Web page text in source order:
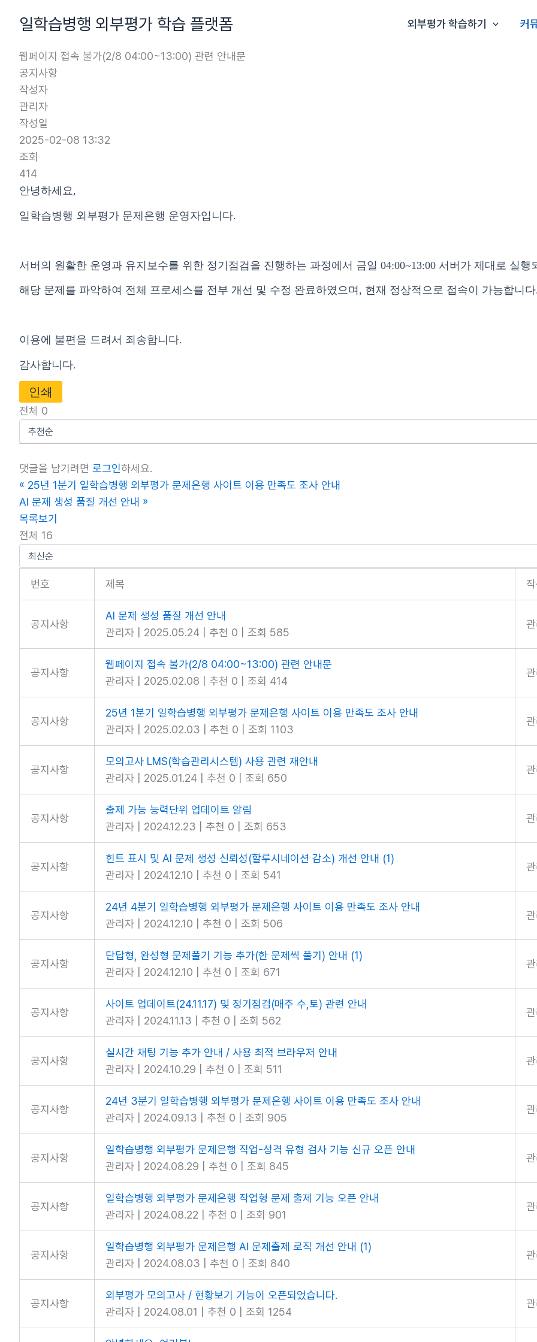
일학습병행 외부평가 학습 플랫폼 외부평가 학습하기 커
웹페이지 접속 불가(2/8 04:00~13:00) 관련 안내문
공지사항
작성자
관리자
작성일
2025-02-08 13:32
조회
414
안녕하세요,
일학습병행 외부평가 문제은행 운영자입니다.
서버의 원활한 운영과 유지보수를 위한 정기점검을 진행하는 과정에서 금일 04:00~13:00 서버가 제대로 실
해당 문제를 파악하여 전체 프로세스를 전부 개선 및 수정 완료하였으며, 현재 정상적으로 접속이 가능합니
이용에 불편을 드려서 죄송합니다.
감사합니다.
인쇄
전체 0
댓글을 남기려면 로그인하세요.
« 25년 1분기 일학습병행 외부평가 문제은행 사이트 이용 만족도 조사 안내
AI 문제 생성 품질 개선 안내 »
목록보기
전체 16
번호 제목
공지사항
AI 문제 생성 품질 개선 안내
관리자
2025.05.24 추천 0 조회 585
공지사항
웹페이지 접속 불가(2/8 04:00~13:00) 관련 안내문
관리자
2025.02.08 추천 0 조회 414
공지사항
25년 1분기 일학습병행 외부평가 문제은행 사이트 이용 만족도 조사 안내
관리자
2025.02.03 추천 0 조회 1103
공지사항
모의고사 LMS(학습관리시스템) 사용 관련 재안내
관리자
2025.01.24 추천 0 조회 650
공지사항
출제 가능 능력단위 업데이트 알림
관리자
2024.12.23 추천 0 조회 653
공지사항
힌트 표시 및 AI 문제 생성 신뢰성(할루시네이션 감소) 개선 안내 (1)
관리자
2024.12.10 추천 0 조회 541
공지사항
24년 4분기 일학습병행 외부평가 문제은행 사이트 이용 만족도 조사 안내
관리자
2024.12.10 추천 0 조회 506
공지사항
단답형, 완성형 문제풀기 기능 추가(한 문제씩 풀기) 안내 (1)
관리자
2024.12.10 추천 0 조회 671
공지사항
사이트 업데이트(24.11.17) 및 정기점검(매주 수,토) 관련 안내
관리자
2024.11.13 추천 0 조회 562
공지사항
실시간 채팅 기능 추가 안내 / 사용 최적 브라우저 안내
관리자
2024.10.29 추천 0 조회 511
공지사항
24년 3분기 일학습병행 외부평가 문제은행 사이트 이용 만족도 조사 안내
관리자
2024.09.13 추천 0 조회 905
공지사항
일학습병행 외부평가 문제은행 직업-성격 유형 검사 기능 신규 오픈 안내
관리자
2024.08.29 추천 0 조회 845
공지사항
일학습병행 외부평가 문제은행 작업형 문제 출제 기능 오픈 안내
관리자
2024.08.22 추천 0 조회 901
공지사항
일학습병행 외부평가 문제은행 AI 문제출제 로직 개선 안내 (1)
관리자
2024.08.03 추천 0 조회 840
공지사항
외부평가 모의고사 / 현황보기 기능이 오픈되었습니다.
관리자
2024.08.01 추천 0 조회 1254